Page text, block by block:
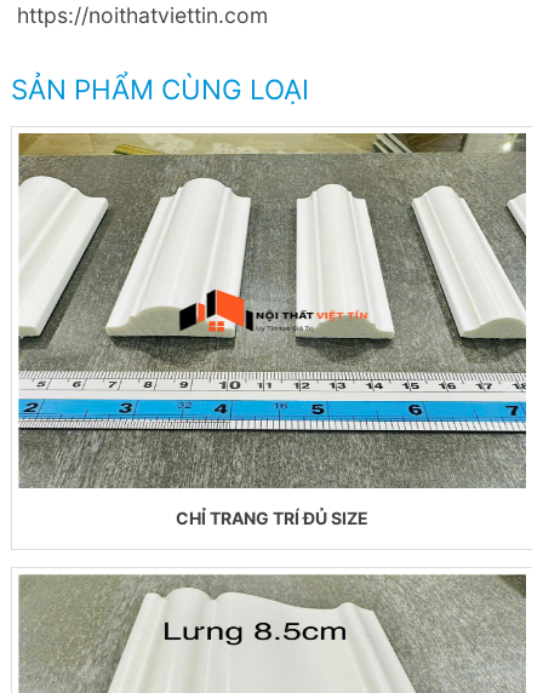
https://noithatviettin.com
SẢN PHẨM CÙNG LOẠI
CHỈ TRANG TRÍ ĐỦ SIZE